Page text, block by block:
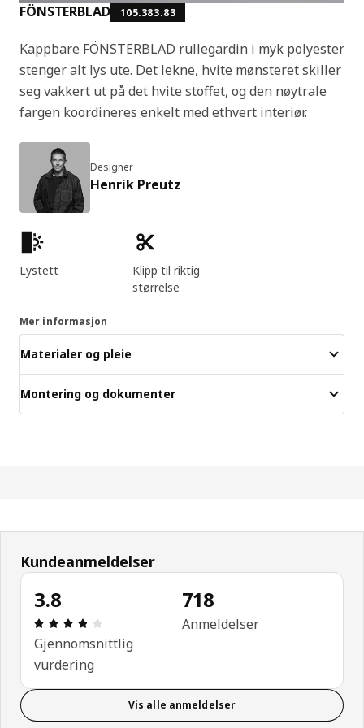
FÖNSTERBLAD 105.383.83
Kappbare FÖNSTERBLAD rullegardin i myk polyester
stenger alt lys ute. Det lekne, hvite mønsteret skiller
seg vakkert ut på det hvite stoffet, og den nøytrale
fargen koordineres enkelt med ethvert interiør.
Designer
Henrik Preutz
Produktfunksjoner
Lystett
Klipp til riktig
størrelse
Mer informasjon
Materialer og pleie
Montering og dokumenter
Kundeanmeldelser
3.8
Produktomtale: 3.8 ingen kundevurdering 5
Gjennomsnittlig
vurdering
718
Anmeldelser
Vis alle anmeldelser